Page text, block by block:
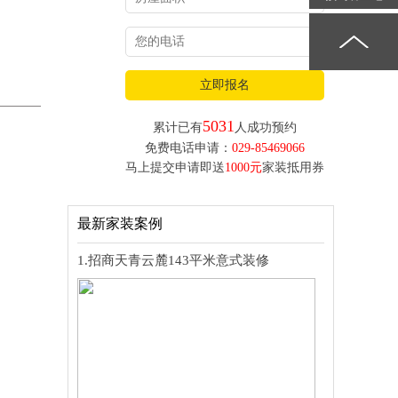
立即报名
累计已有5031 人成功预约
免费电话申请： 029-85469066
马上提交申请即送1000元家装抵用券
最新家装案例
1.招商天青云麓143平米意式装修